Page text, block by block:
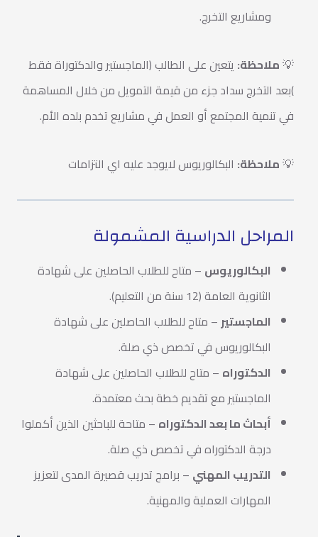
ومشاريع التخرج.
💡ملاحظة: يتعين على الطالب (الماجستير والدكتوراة فقط
)بعد التخرج سداد جزء من قيمة التمويل من خلال المساهمة
في تنمية المجتمع أو العمل في مشاريع تخدم بلده الأم.
💡ملاحظة: البكالوريوس لايوجد عليه اي التزامات
المراحل الدراسية المشمولة
البكالوريوس – متاح للطلاب الحاصلين على شهادة
الثانوية العامة (12 سنة من التعليم).
الماجستير– متاح للطلاب الحاصلين على شهادة
البكالوريوس في تخصص ذي صلة.
الدكتوراه – متاح للطلاب الحاصلين على شهادة
الماجستير مع تقديم خطة بحث معتمدة.
أبحاث ما بعد الدكتوراه – متاحة للباحثين الذين أكملوا
درجة الدكتوراه في تخصص ذي صلة.
التدريب المهني – برامج تدريب قصيرة المدى لتعزيز
المهارات العملية والمهنية.